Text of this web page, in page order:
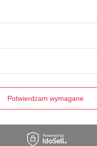
klapki, to na co dzień
i lubiane marki – są one
Potwierdzam wymagane